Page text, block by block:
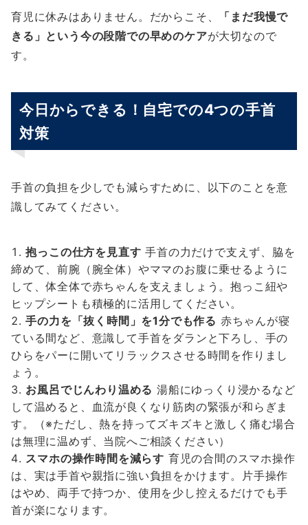
育児に休みはありません。だからこそ、
「まだ我慢で
きる」という今の段階での早めのケアが大切なので
す。
今日からできる！自宅での4つの手首
対策
手首の負担を少しでも減らすために、以下のことを意
識してみてください。
抱っこの仕方を見直す 手首の力だけで支えず、脇を
締めて、前腕（腕全体）やママのお腹に乗せるように
して、体全体で赤ちゃんを支えましょう。抱っこ紐や
ヒップシートも積極的に活用してください。
手の力を「抜く時間」を1分でも作る 赤ちゃんが寝
ている間など、意識して手首をダランと下ろし、手の
ひらをパーに開いてリラックスさせる時間を作りまし
ょう。
お風呂でじんわり温める 湯船にゆっくり浸かるなど
して温めると、血流が良くなり筋肉の緊張が和らぎま
す。（※ただし、熱を持ってズキズキと激しく痛む場合
は無理に温めず、当院へご相談ください）
スマホの操作時間を減らす 育児の合間のスマホ操作
は、実は手首や親指に強い負担をかけます。片手操作
はやめ、両手で持つか、使用を少し控えるだけでも手
首が楽になります。